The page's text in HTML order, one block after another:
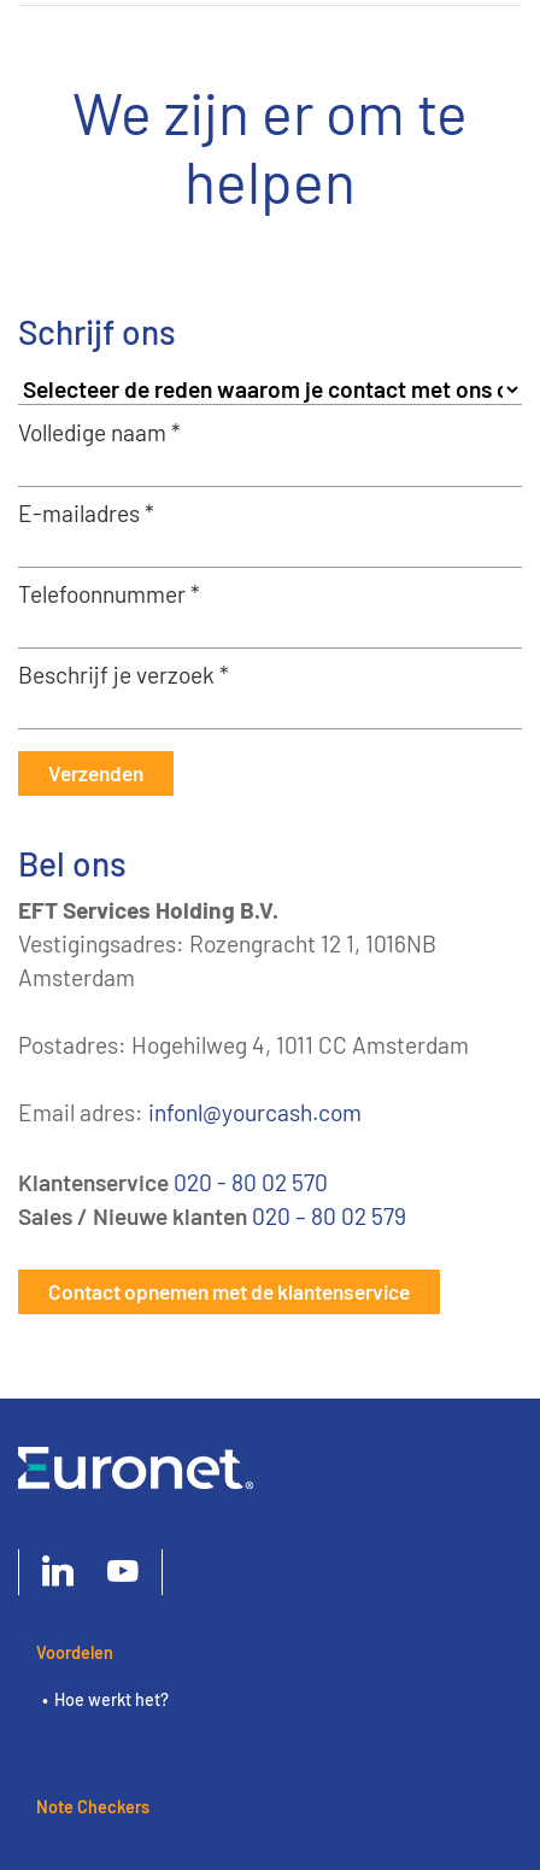
We zijn er om te
helpen
Schrijf ons
Volledige naam *
E-mailadres *
Telefoonnummer *
Beschrijf je verzoek *
Verzenden
Bel ons
EFT Services Holding B.V.
Vestigingsadres: Rozengracht 12 1, 1016NB
Amsterdam
Postadres: Hogehilweg 4, 1011 CC Amsterdam
Email adres: infonl@yourcash.com
Klantenservice 020 - 80 02 570
Sales / Nieuwe klanten 020 – 80 02 579
Contact opnemen met de klantenservice
Voordelen
Hoe werkt het?
Note Checkers